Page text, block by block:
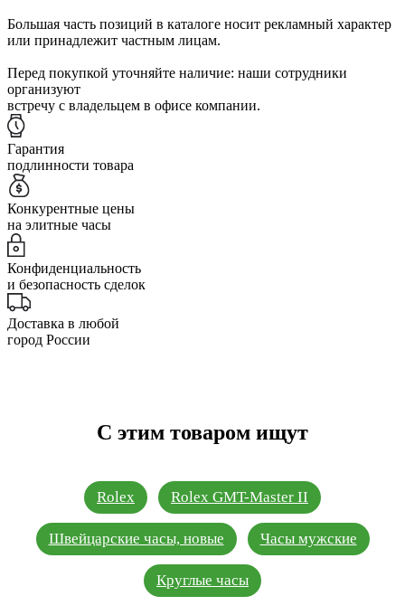
Большая часть позиций в каталоге носит рекламный характер
или принадлежит частным лицам.
Перед покупкой уточняйте наличие: наши сотрудники
организуют
встречу с владельцем в офисе компании.
Гарантия
подлинности товара
Конкурентные цены
на элитные часы
Конфиденциальность
и безопасность сделок
Доставка в любой
город России
С этим товаром ищут
Rolex Rolex GMT-Master II
Швейцарские часы, новые Часы мужские
Круглые часы